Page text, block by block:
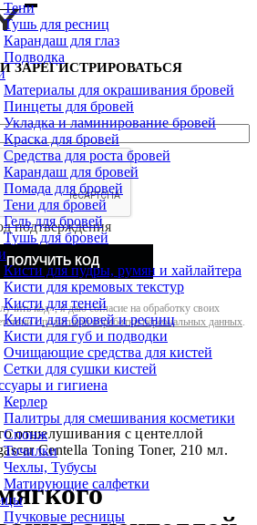
Тени
Тушь для ресниц
Карандаш для глаз
Подводка
Материалы для окрашивания бровей
Пинцеты для бровей
Укладка и ламинирование бровей
Краска для бровей
Средства для роста бровей
Карандаш для бровей
Помада для бровей
Тени для бровей
Гель для бровей
Тушь для бровей
Кисти для пудры, румян и хайлайтера
Кисти для кремовых текстур
Кисти для теней
Кисти для бровей и ресниц
Кисти для губ и подводки
Очищающие средства для кистей
Сетки для сушки кистей
и гигиена
Керлер
Палитры для смешивания косметики
Спонж
Точилки
Чехлы, Тубусы
Матирующие салфетки
Пучковые ресницы
ЗАРЕГИСТРИРОВАТЬСЯ
подтверждения
ПОЛУЧИТЬ КОД
код», я даю согласие на обработку своих
сполитикой обработки персональных данных.
отшелушивания с центеллой
Centella Toning Toner, 210 мл.